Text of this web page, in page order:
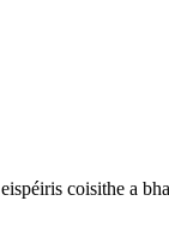
coisithe a